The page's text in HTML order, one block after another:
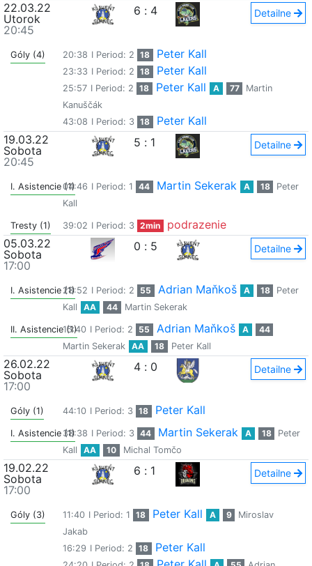
22.03.22
Utorok
20:45
6 : 4 Detailne
Góly (4) 20:38 I Period: 2 18 Peter Kall
23:33 I Period: 2 18 Peter Kall
25:57 I Period: 2 18 Peter Kall A 77
Martin
Kanuščák
43:08 I Period: 3 18
Peter Kall
19.03.22
Sobota
20:45
5 : 1 Detailne
I. Asistencie (1)04:46 I Period: 1 44 Martin Sekerak A 18
Peter
Kall
Tresty (1) 39:02 I Period: 3 2min
podrazenie
05.03.22
Sobota
17:00
0 : 5 Detailne
I. Asistencie (1)28:52 I Period: 2 55 Adrian Maňkoš A 18
Peter
Kall
AA 44 Martin Sekerak
II. Asistencie (1)
15:40 I Period: 2 55 Adrian Maňkoš A
44
Martin Sekerak
AA 18 Peter Kall
26.02.22
Sobota
17:00
4 : 0 Detailne
Góly (1) 44:10 I Period: 3 18 Peter Kall
I. Asistencie (1)38:38 I Period: 3 44 Martin Sekerak A 18
Peter
Kall
AA 10 Michal Tomčo
19.02.22
Sobota
17:00
6 : 1 Detailne
Góly (3) 11:40 I Period: 1 18 Peter Kall A 9
Miroslav
Jakab
16:29 I Period: 2 18 Peter Kall